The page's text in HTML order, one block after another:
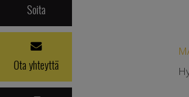
Soita
Ota yhteyttä